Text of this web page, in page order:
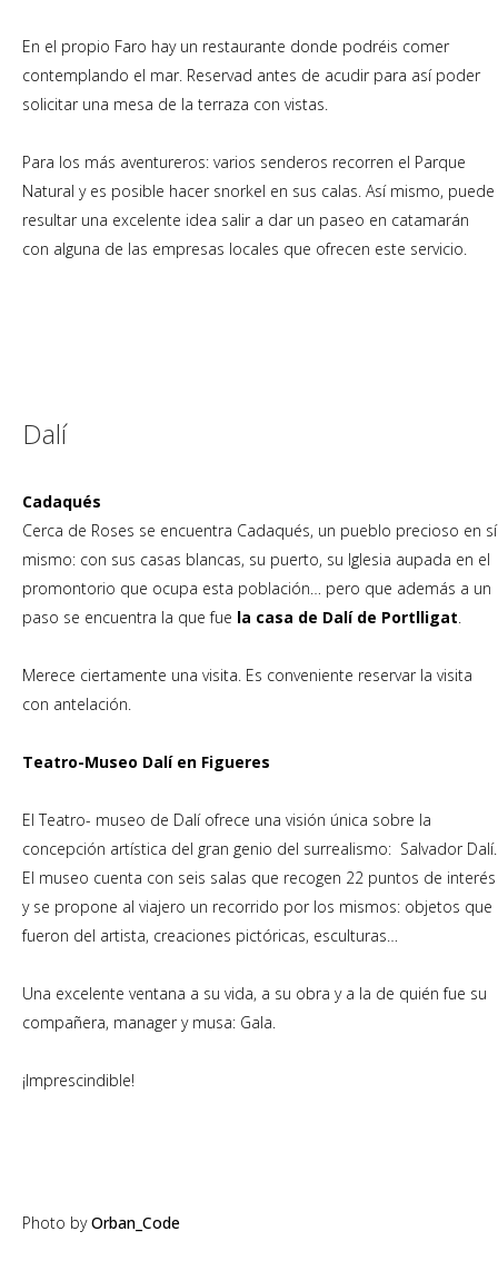
En el propio Faro hay un restaurante donde podréis comer
contemplando el mar. Reservad antes de acudir para así poder
solicitar una mesa de la terraza con vistas.
Para los más aventureros: varios senderos recorren el Parque
Natural y es posible hacer snorkel en sus calas. Así mismo, puede
resultar una excelente idea salir a dar un paseo en catamarán
con alguna de las empresas locales que ofrecen este servicio.
Dalí
Cadaqués
Cerca de Roses se encuentra Cadaqués, un pueblo precioso en sí
mismo: con sus casas blancas, su puerto, su Iglesia aupada en el
promontorio que ocupa esta población… pero que además a un
paso se encuentra la que fue la casa de Dalí de Portlligat.
Merece ciertamente una visita. Es conveniente reservar la visita
con antelación.
Teatro-Museo Dalí en Figueres
El Teatro- museo de Dalí ofrece una visión única sobre la
concepción artística del gran genio del surrealismo: Salvador Dalí.
El museo cuenta con seis salas que recogen 22 puntos de interés
y se propone al viajero un recorrido por los mismos: objetos que
fueron del artista, creaciones pictóricas, esculturas…
Una excelente ventana a su vida, a su obra y a la de quién fue su
compañera, manager y musa: Gala.
¡Imprescindible!
Photo byOrban_Code